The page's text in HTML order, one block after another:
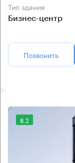
Тип здания
Бизнес-центр
Позвонить
8.2